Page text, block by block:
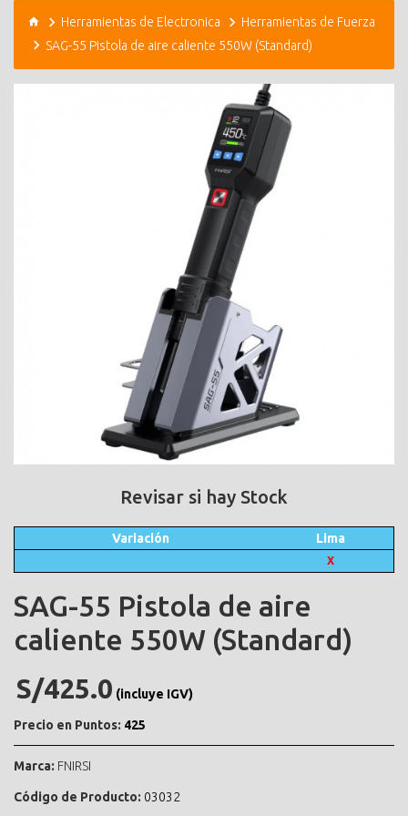
Herramientas de Electronica
Herramientas de Fuerza
SAG-55 Pistola de aire caliente 550W (Standard)
Revisar si hay Stock
Variación Lima
X
SAG-55 Pistola de aire
caliente 550W (Standard)
S/425.0 (incluye IGV)
Precio en Puntos: 425
Marca: FNIRSI
Código de Producto: 03032